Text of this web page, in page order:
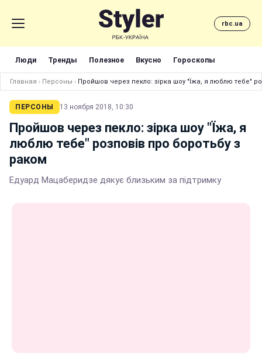
rbc.ua
Люди Тренды Полезное Вкусно Гороскопы
Главная › Персоны › Пройшов через пекло: зірка шоу "Їжа, я люблю тебе"
ПЕРСОНЫ 13 ноября 2018, 10:30
Пройшов через пекло: зірка шоу "Їжа, я
люблю тебе" розповів про боротьбу з
раком
Едуард Мацаберидзе дякує близьким за підтримку